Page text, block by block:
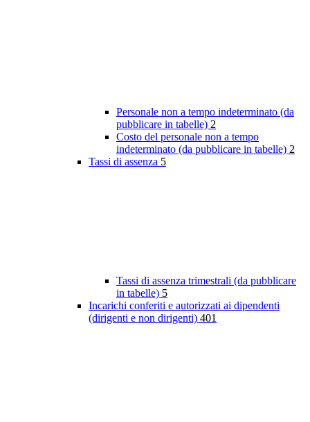
Personale non a tempo indeterminato (da
pubblicare in tabelle) 2
Costo del personale non a tempo
indeterminato (da pubblicare in tabelle) 2
Tassi di assenza 5
Tassi di assenza trimestrali (da pubblicare
in tabelle) 5
Incarichi conferiti e autorizzati ai dipendenti
(dirigenti e non dirigenti) 401